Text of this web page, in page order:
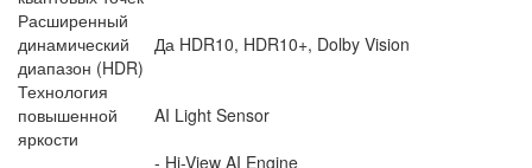
Расширенный
динамический
диапазон (HDR)
Да HDR10, HDR10+, Dolby Vision
Технология
повышенной
яркости
AI Light Sensor
- Hi-View AI Engine